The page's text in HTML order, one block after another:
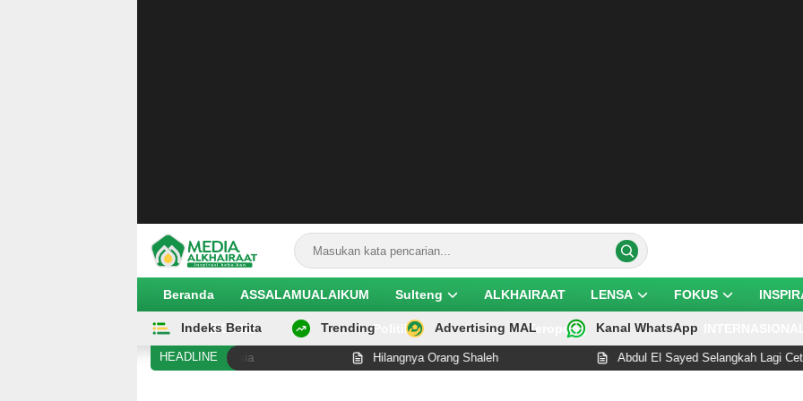
Beranda ASSALAMUALAIKUM Sulteng ALKHAIRAAT LENSA FOKUS
EKOBIS Politik Teropong
Indeks Berita Trending Advertising MAL Kanal WhatsApp
HEADLINE
Alami Pelanggaran Hak di Malaysia Hilangnya Orang Shaleh Abdul El Sayed Selangkah Lagi Cetak